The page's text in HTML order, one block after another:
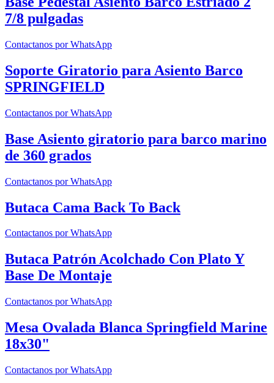
7/8 pulgadas
Contactanos por WhatsApp
Soporte Giratorio para Asiento Barco
SPRINGFIELD
Contactanos por WhatsApp
Base Asiento giratorio para barco marino
de 360 ​​grados
Contactanos por WhatsApp
Butaca Cama Back To Back
Contactanos por WhatsApp
Butaca Patrón Acolchado Con Plato Y
Base De Montaje
Contactanos por WhatsApp
Mesa Ovalada Blanca Springfield Marine
18x30"
Contactanos por WhatsApp